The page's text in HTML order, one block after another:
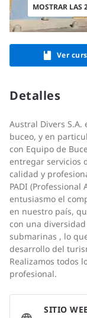
MOSTRAR LAS
Ver
Detalles
Austral Divers
buceo, y en
con Equipo de
entregar servicios
calidad y
PADI
entusiasmo el
en nuestro país,
con una
submarinas , lo
desarrollo del
Realizamos todos
profesional.
SITIO